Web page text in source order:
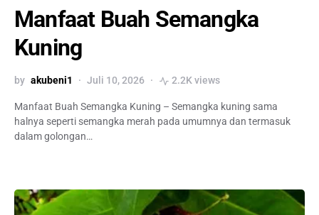
Manfaat Buah Semangka
Kuning
by akubeni1 Juli 10, 2026 2.2K views
Manfaat Buah Semangka Kuning – Semangka kuning sama
halnya seperti semangka merah pada umumnya dan termasuk
dalam golongan…